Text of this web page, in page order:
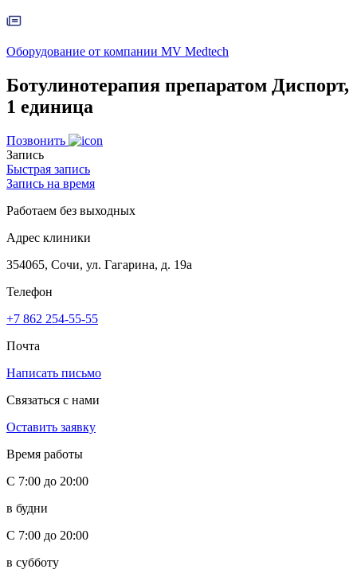
Оборудование от компании MV Medtech
Ботулинотерапия препаратом Диспорт,
1 единица
Позвонить
Запись
Быстрая запись
Запись на время
Работаем без выходных
Адрес клиники
354065, Сочи, ул. Гагарина, д. 19а
Телефон
+7 862 254-55-55
Почта
Написать письмо
Связаться с нами
Оставить заявку
Время работы
С 7:00 до 20:00
в будни
С 7:00 до 20:00
в субботу